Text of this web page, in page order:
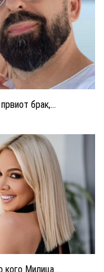
брак,...
кого Милица...